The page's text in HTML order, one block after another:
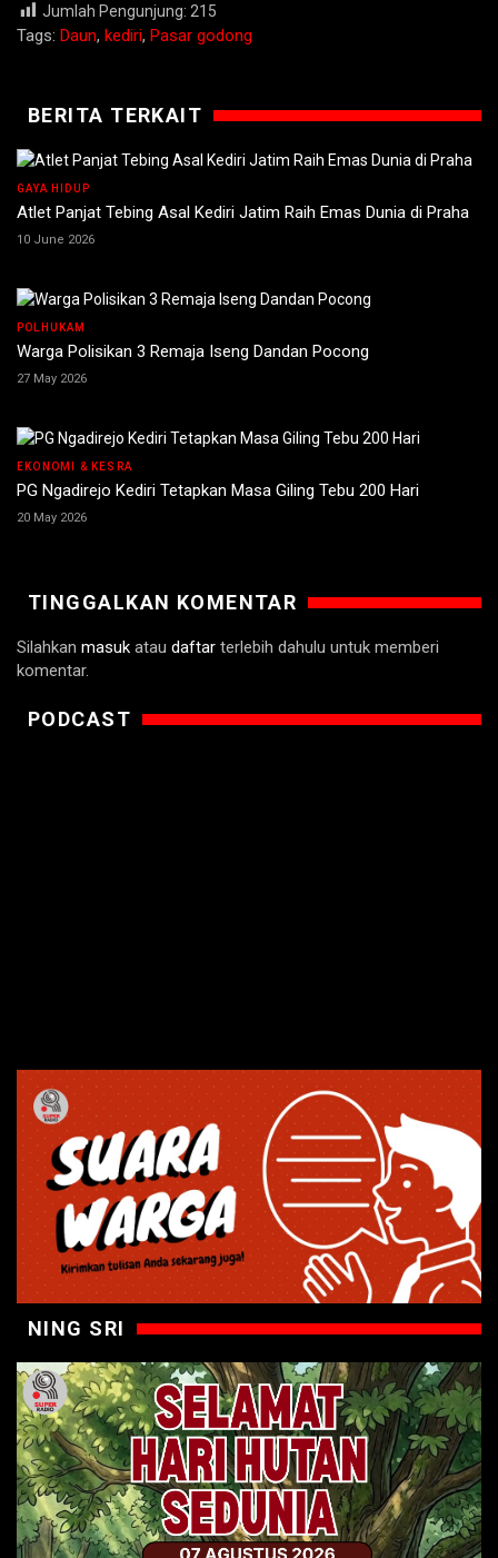
Jumlah Pengunjung: 215
Tags: Daun, kediri, Pasar godong
BERITA TERKAIT
GAYA HIDUP
Atlet Panjat Tebing Asal Kediri Jatim Raih Emas Dunia di Praha
10 June 2026
POLHUKAM
Warga Polisikan 3 Remaja Iseng Dandan Pocong
27 May 2026
EKONOMI & KESRA
PG Ngadirejo Kediri Tetapkan Masa Giling Tebu 200 Hari
20 May 2026
TINGGALKAN KOMENTAR
Silahkan masuk atau daftar terlebih dahulu untuk memberi
komentar.
PODCAST
NING SRI